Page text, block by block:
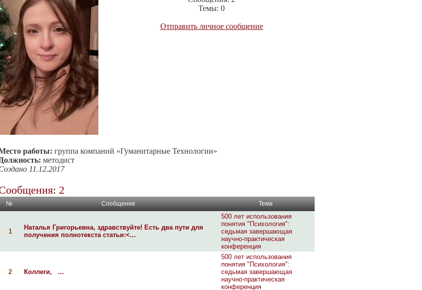
Темы: 0
Отправить личное сообщение
работы: группа компаний «Гуманитарные Технологии»
Должность: методист
11.12.2017
2
№ Сообщение Тема
1
Наталья Григорьевна, здравствуйте! Есть два пути для
получения полнотекста статьи:<...
500 лет использования
понятия "Психология":
седьмая завершающая
научно-практическая
конференция
2 Коллеги, ...
500 лет использования
понятия "Психология":
седьмая завершающая
научно-практическая
конференция